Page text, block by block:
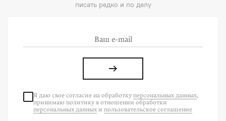
писать редко и по делу
Я даю свое согласие на обработку персональных данных,
принимаю политику в отношении обработки
персональных данных и пользовательское соглашение